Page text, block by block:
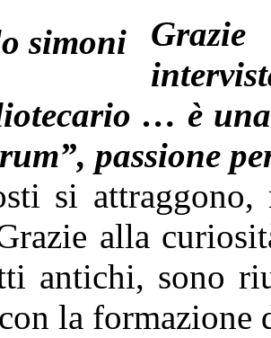
… è una
passione
si attraggono,
alla
antichi, sono
la formazione